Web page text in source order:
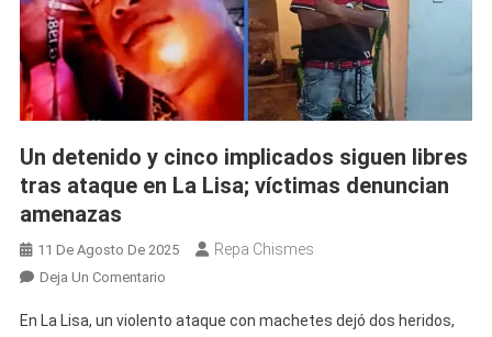
Pánico
Familiar
En
Ciego
De
Un detenido y cinco implicados siguen libres
tras ataque en La Lisa; víctimas denuncian
amenazas
11 De Agosto De 2025 Repa Chismes
Deja Un ComentarioEn
Detenido
En La Lisa, un violento ataque con machetes dejó dos heridos,